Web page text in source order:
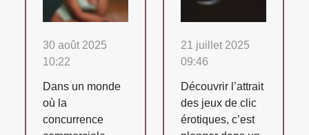
30 août 2025
10:22
Dans un monde
où la
concurrence
21 juillet 2025
09:46
Découvrir l’attrait
des jeux de clic
érotiques, c’est